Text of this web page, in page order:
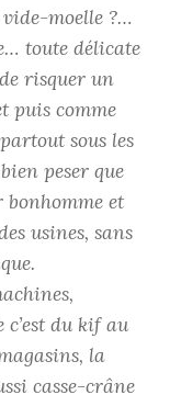
moelle ?…
toute délicate
risquer un
puis comme
sous les
peser que
bonhomme et
usines, sans
du kif au
la
casse-crâne